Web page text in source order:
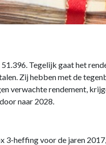
Tegelijk gaat het
Zij hebben met de
verwachte rendement,
naar 2028.
heffing voor de jaren